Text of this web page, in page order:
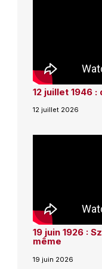
12 juillet 1946
12 juillet 2026
19 juin 1926 :
même
19 juin 2026